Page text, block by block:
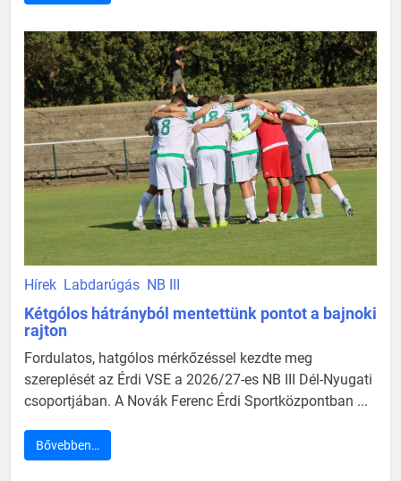
Hírek Labdarúgás NB III
Kétgólos hátrányból mentettünk pontot a bajnoki
rajton
Fordulatos, hatgólos mérkőzéssel kezdte meg
szereplését az Érdi VSE a 2026/27-es NB III Dél-Nyugati
csoportjában. A Novák Ferenc Érdi Sportközpontban ...
Bővebben…